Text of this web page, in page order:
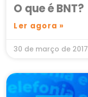
O que é BNT?
Ler agora »
30 de março de 2017